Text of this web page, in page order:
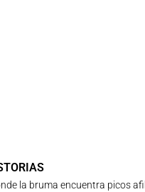
la bruma encuentra picos